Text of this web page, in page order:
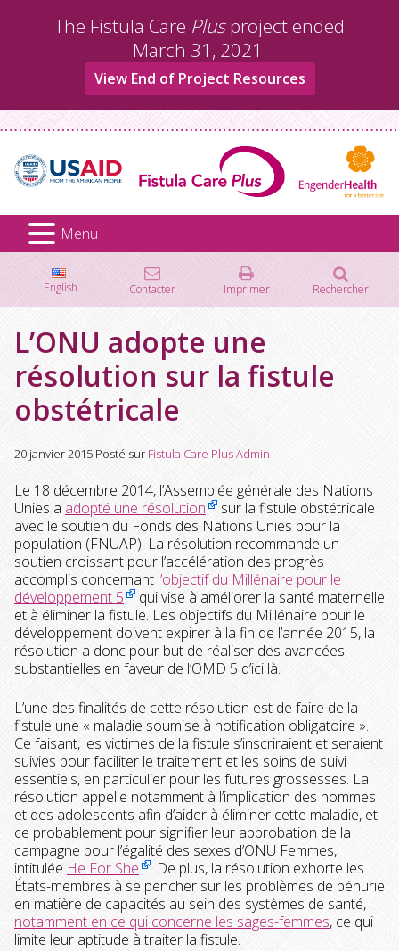
The Fistula Care Plusproject ended
March 31, 2021.
View End of Project Resources
Menu
English Contacter Imprimer Rechercher
L’ONU adopte une
résolution sur la fistule
obstétricale
20 janvier 2015 Posté sur Fistula Care Plus Admin
Le 18 décembre 2014, l’Assemblée générale des Nations
Unies a adopté une résolution
sur la fistule obstétricale
avec le soutien du Fonds des Nations Unies pour la
population (FNUAP). La résolution recommande un
soutien croissant pour l’accélération des progrès
accomplis concernant l’objectif du Millénaire pour le
développement 5
qui vise à améliorer la santé maternelle
et à éliminer la fistule. Les objectifs du Millénaire pour le
développement doivent expirer à la fin de l’année 2015, la
résolution a donc pour but de réaliser des avancées
substantielles en faveur de l’OMD 5 d’ici là.
L’une des finalités de cette résolution est de faire de la
fistule une « maladie soumise à notification obligatoire ».
Ce faisant, les victimes de la fistule s’inscriraient et seraient
suivies pour faciliter le traitement et les soins de suivi
essentiels, en particulier pour les futures grossesses. La
résolution appelle notamment à l’implication des hommes
et des adolescents afin d’aider à éliminer cette maladie, et
ce probablement pour signifier leur approbation de la
campagne pour l’égalité des sexes d’ONU Femmes,
intitulée He For She
. De plus, la résolution exhorte les
États-membres à se pencher sur les problèmes de pénurie
en matière de capacités au sein des systèmes de santé,
notamment en ce qui concerne les sages-femmes, ce qui
limite leur aptitude à traiter la fistule.